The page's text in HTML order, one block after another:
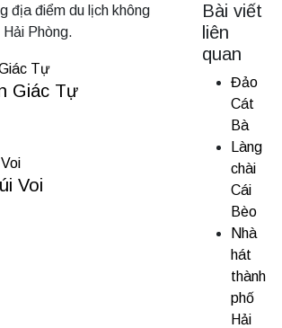
địa điểm du lịch không
Phòng.
Giác Tự
Voi
Bài viết
liên
quan
Đảo
Cát
Bà
Làng
chài
Cái
Bèo
Nhà
hát
thành
phố
Hải